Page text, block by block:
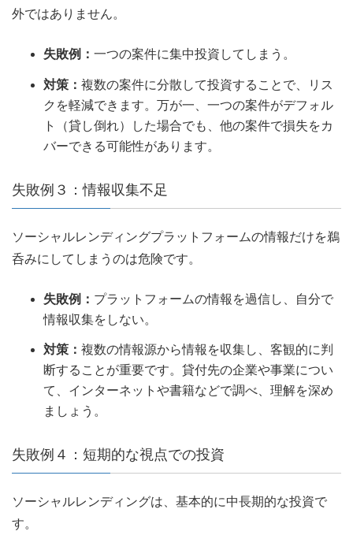
外ではありません。
失敗例： 一つの案件に集中投資してしまう。
対策： 複数の案件に分散して投資することで、リス
クを軽減できます。万が一、一つの案件がデフォル
ト（貸し倒れ）した場合でも、他の案件で損失をカ
バーできる可能性があります。
失敗例３：情報収集不足
ソーシャルレンディングプラットフォームの情報だけを鵜
呑みにしてしまうのは危険です。
失敗例： プラットフォームの情報を過信し、自分で
情報収集をしない。
対策： 複数の情報源から情報を収集し、客観的に判
断することが重要です。貸付先の企業や事業につい
て、インターネットや書籍などで調べ、理解を深め
ましょう。
失敗例４：短期的な視点での投資
ソーシャルレンディングは、基本的に中長期的な投資で
す。